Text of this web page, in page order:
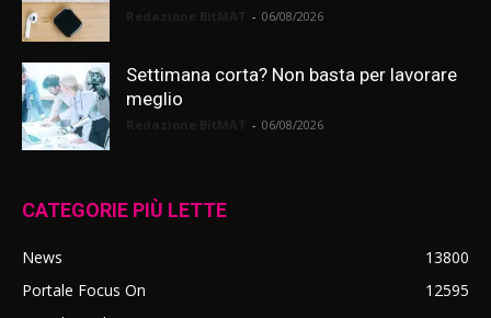
- 06/08/2026
Settimana corta? Non basta per lavorare
meglio
- 06/08/2026
CATEGORIE PIÙ LETTE
News
13800
Portale Focus On
12595